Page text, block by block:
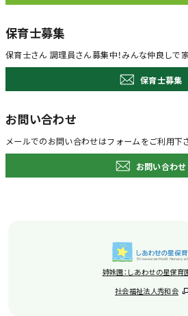
保育士募集
保育士さん 調理員さん募集中！みんな仲良しで
保育士募集
お問い合わせ
メールでのお問い合わせはフォームをご利用下
お問い合わせ
姉妹園：しあわせの星保育
社会福祉法人秀和会